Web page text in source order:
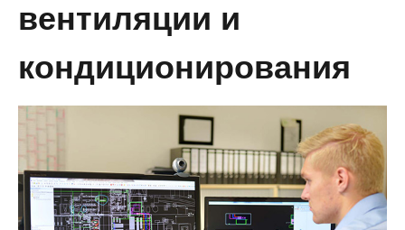
вентиляции и
кондиционирования